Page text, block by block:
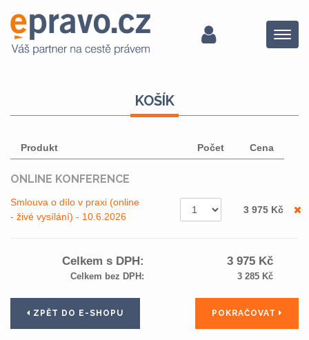
Menu
KOŠÍK
Produkt Počet Cena
ONLINE KONFERENCE
Smlouva o dílo v praxi (online
- živé vysílání) - 10.6.2026
3 975Kč
Celkem s DPH: 3 975Kč
Celkem bez DPH: 3 285Kč
ZPĚT DO E-SHOPU POKRAČOVAT